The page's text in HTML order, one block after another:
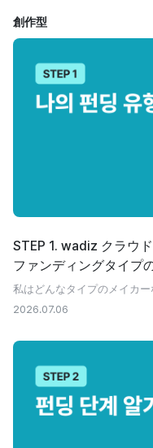
創作型
STEP 1. wadiz クラウ
ファンディングタイプ
を見つける
私はどんなタイプのメイカー
2026.07.06